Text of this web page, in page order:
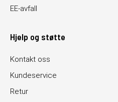
EE-avfall
Hjelp og støtte
Kontakt oss
Kundeservice
Retur